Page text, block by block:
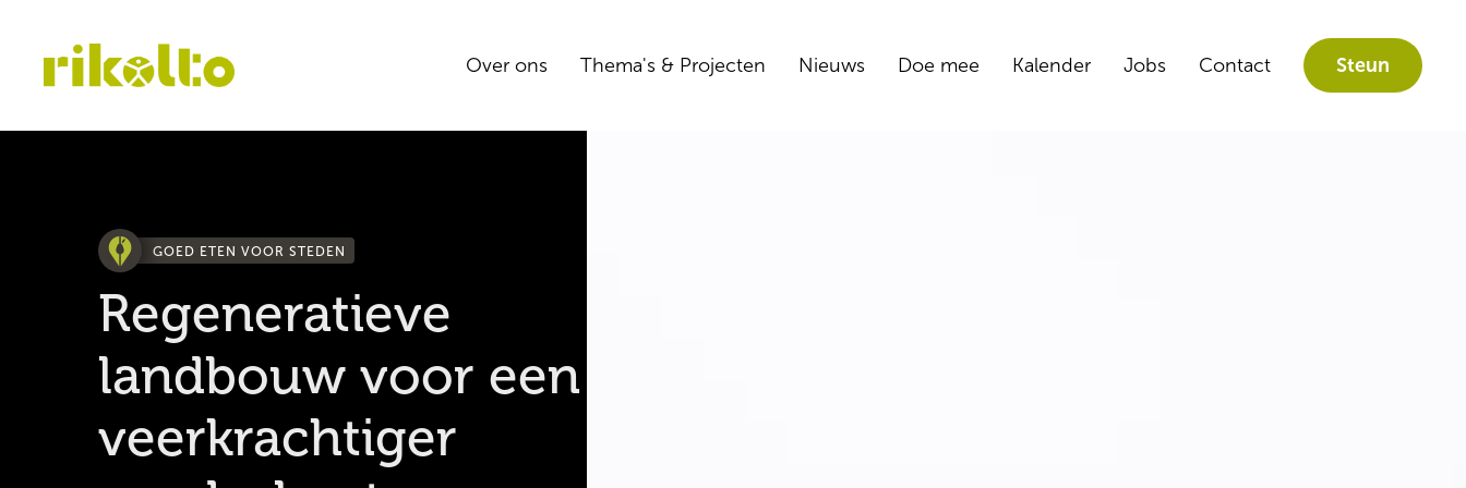
Over ons Thema's & Projecten Nieuws Doe mee Kalender Jobs Contact Steun
GOED ETEN VOOR STEDEN
Regeneratieve
landbouw voor een
veerkrachtiger